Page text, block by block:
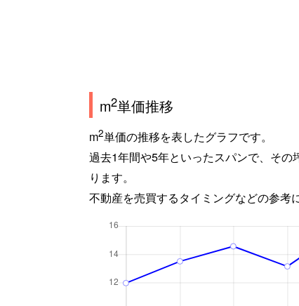
m2単価推移
m2単価の推移を表したグラフです。
過去1年間や5年といったスパンで、そ
ります。
不動産を売買するタイミングなどの参考